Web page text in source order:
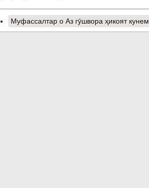
Муфассалтар о Аз гӯшвора ҳикоят кунем